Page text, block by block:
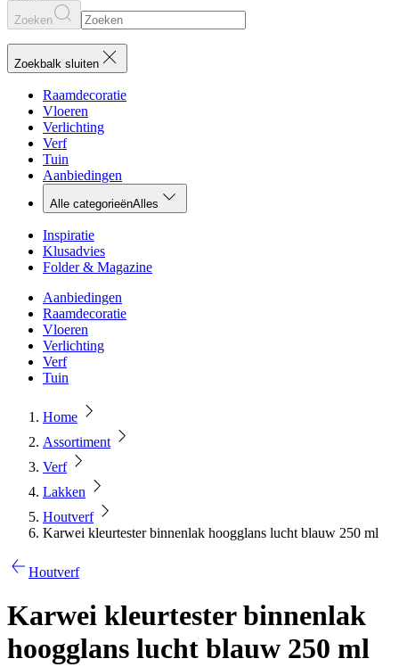
Zoeken
Zoekbalk sluiten
Raamdecoratie
Vloeren
Verlichting
Verf
Tuin
Aanbiedingen
Alle categorieënAlles
Inspiratie
Klusadvies
Folder & Magazine
Aanbiedingen
Raamdecoratie
Vloeren
Verlichting
Verf
Tuin
Home
Assortiment
Verf
Lakken
Houtverf
Karwei kleurtester binnenlak hoogglans lucht blauw 250 ml
Houtverf
Karwei kleurtester binnenlak
hoogglans lucht blauw 250 ml